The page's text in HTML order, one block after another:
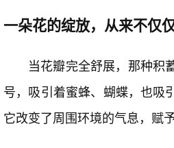
一朵花的绽放，从来不仅
当花瓣完全舒展，那种积
号，吸引着蜜蜂、蝴蝶，也吸
它改变了周围环境的气息，赋